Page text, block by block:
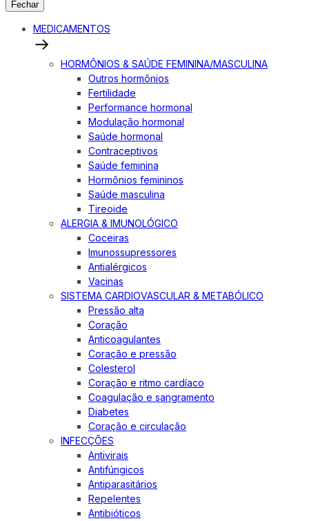
Fechar
MEDICAMENTOS
HORMÔNIOS & SAÚDE FEMININA/MASCULINA
Outros hormônios
Fertilidade
Performance hormonal
Modulação hormonal
Saúde hormonal
Contraceptivos
Saúde feminina
Hormônios femininos
Saúde masculina
Tireoide
ALERGIA & IMUNOLÓGICO
Coceiras
Imunossupressores
Antialérgicos
Vacinas
SISTEMA CARDIOVASCULAR & METABÓLICO
Pressão alta
Coração
Anticoagulantes
Coração e pressão
Colesterol
Coração e ritmo cardíaco
Coagulação e sangramento
Diabetes
Coração e circulação
INFECÇÕES
Antivirais
Antifúngicos
Antiparasitários
Repelentes
Antibióticos